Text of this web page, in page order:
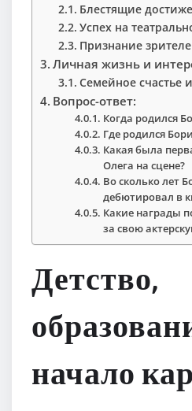
Блестящие
Успех на
Признание
Личная жизнь и
Семейное счастье
Вопрос-ответ:
Когда родился
Где родился
Какая была
Олега на сцене?
Во сколько лет
дебютировал в
Какие награды
за свою
Детство,
начало